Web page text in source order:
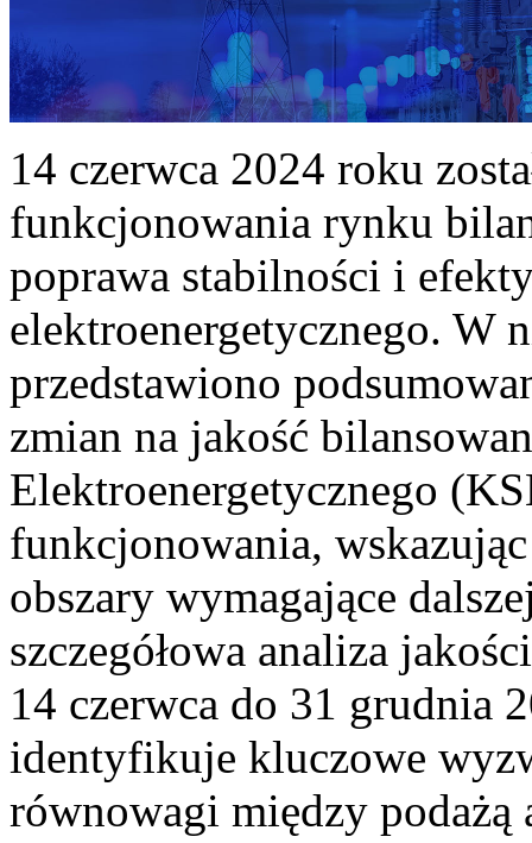
14 czerwca 2024 roku
funkcjonowania rynku
poprawa stabilności i
elektroenergetycznego. W
przedstawiono
zmian na jakość
Elektroenergetycznego
funkcjonowania,
obszary wymagające
szczegółowa analiza
14 czerwca do 31 grudnia
identyfikuje kluczowe
równowagi między podażą